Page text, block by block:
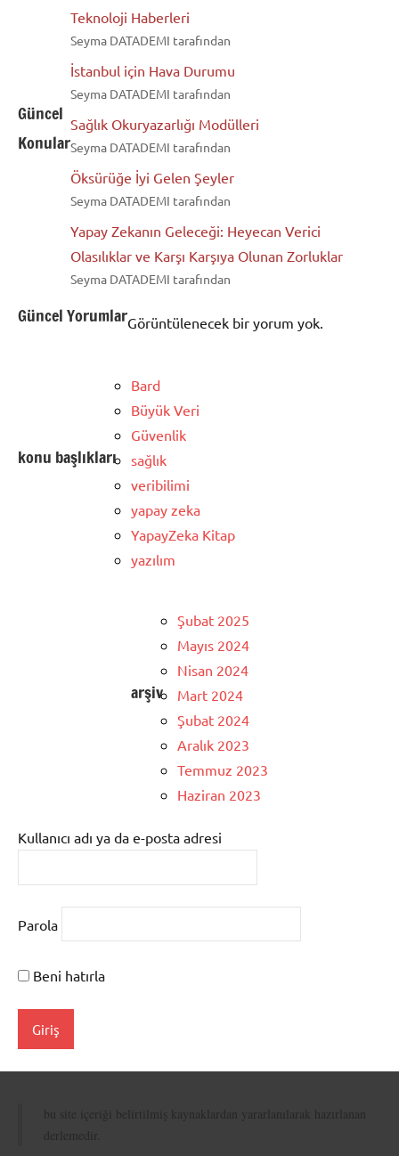
Güncel
Konular
Teknoloji Haberleri
Seyma DATADEMI tarafından
İstanbul için Hava Durumu
Seyma DATADEMI tarafından
Sağlık Okuryazarlığı Modülleri
Seyma DATADEMI tarafından
Öksürüğe İyi Gelen Şeyler
Seyma DATADEMI tarafından
Yapay Zekanın Geleceği: Heyecan Verici
Olasılıklar ve Karşı Karşıya Olunan Zorluklar
Seyma DATADEMI tarafından
Güncel YorumlarGörüntülenecek bir yorum yok.
konu başlıkları
Bard
Büyük Veri
Güvenlik
sağlık
veribilimi
yapay zeka
YapayZeka Kitap
yazılım
arşiv
Şubat 2025
Mayıs 2024
Nisan 2024
Mart 2024
Şubat 2024
Aralık 2023
Temmuz 2023
Haziran 2023
Kullanıcı adı ya da e-posta adresi
Parola
Beni hatırla
bu site içeriği belirtilmiş kaynaklardan yararlanılarak hazırlanan
derlemedir.